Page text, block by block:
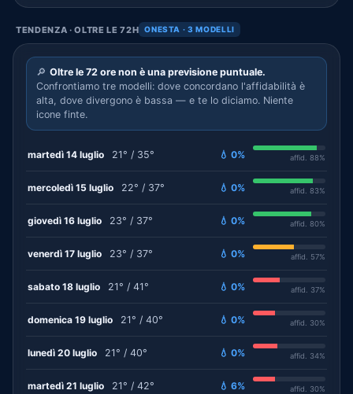
TENDENZA · OLTRE LE 72H ONESTA · 3 MODELLI
🔎 Oltre le 72 ore non è una previsione puntuale.
Confrontiamo tre modelli: dove concordano l'affidabilità è
alta, dove divergono è bassa — e te lo diciamo. Niente
icone finte.
martedì 14 luglio 21° / 35° 💧 0% affid. 88%
mercoledì 15 luglio 22° / 37° 💧 0% affid. 83%
giovedì 16 luglio 23° / 37° 💧 0% affid. 80%
venerdì 17 luglio 23° / 37° 💧 0% affid. 57%
sabato 18 luglio 21° / 41° 💧 0% affid. 37%
domenica 19 luglio 21° / 40° 💧 0% affid. 30%
lunedì 20 luglio 21° / 40° 💧 0% affid. 34%
martedì 21 luglio 21° / 42° 💧 6% affid. 30%